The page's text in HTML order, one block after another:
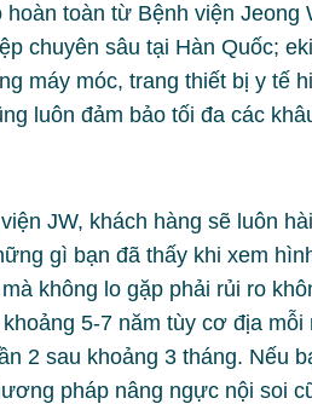
toàn từ Bệnh viện Jeong
chuyên sâu tại Hàn Quốc;
máy móc, trang thiết bị y tế
luôn đảm bảo tối đa các
JW, khách hàng sẽ luôn
gì bạn đã thấy khi xem
không lo gặp phải rủi ro
5-7 năm tùy cơ địa
2 sau khoảng 3 tháng. Nếu
pháp nâng ngực nội soi